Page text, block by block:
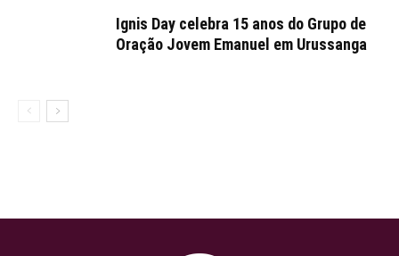
Ignis Day celebra 15 anos do Grupo de
Oração Jovem Emanuel em Urussanga